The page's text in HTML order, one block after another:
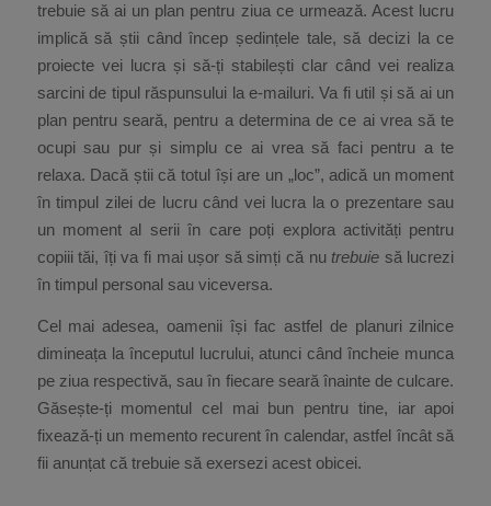
trebuie să ai un plan pentru ziua ce urmează. Acest lucru
implică să știi când încep ședințele tale, să decizi la ce
proiecte vei lucra și să-ți stabilești clar când vei realiza
sarcini de tipul răspunsului la e-mailuri. Va fi util și să ai un
plan pentru seară, pentru a determina de ce ai vrea să te
ocupi sau pur și simplu ce ai vrea să faci pentru a te
relaxa. Dacă știi că totul își are un „loc”, adică un moment
în timpul zilei de lucru când vei lucra la o prezentare sau
un moment al serii în care poți explora activități pentru
copiii tăi, îți va fi mai ușor să simți că nu trebuie să lucrezi
în timpul personal sau viceversa.
Cel mai adesea, oamenii își fac astfel de planuri zilnice
dimineața la începutul lucrului, atunci când încheie munca
pe ziua respectivă, sau în fiecare seară înainte de culcare.
Găsește-ți momentul cel mai bun pentru tine, iar apoi
fixează-ți un memento recurent în calendar, astfel încât să
fii anunțat că trebuie să exersezi acest obicei.